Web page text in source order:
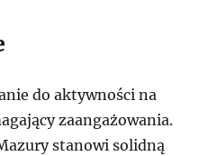
do aktywności na
zaangażowania.
stanowi solidną